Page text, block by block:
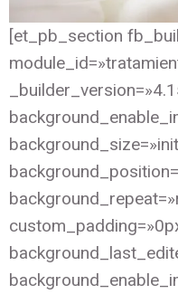
[et_pb_section